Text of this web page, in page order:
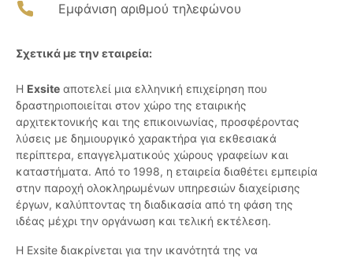
Εμφάνιση αριθμού τηλεφώνου
Σχετικά με την εταιρεία:
Η Exsite αποτελεί μια ελληνική επιχείρηση που
δραστηριοποιείται στον χώρο της εταιρικής
αρχιτεκτονικής και της επικοινωνίας, προσφέροντας
λύσεις με δημιουργικό χαρακτήρα για εκθεσιακά
περίπτερα, επαγγελματικούς χώρους γραφείων και
καταστήματα. Από το 1998, η εταιρεία διαθέτει εμπειρία
στην παροχή ολοκληρωμένων υπηρεσιών διαχείρισης
έργων, καλύπτοντας τη διαδικασία από τη φάση της
ιδέας μέχρι την οργάνωση και τελική εκτέλεση.
Η Exsite διακρίνεται για την ικανότητά της να